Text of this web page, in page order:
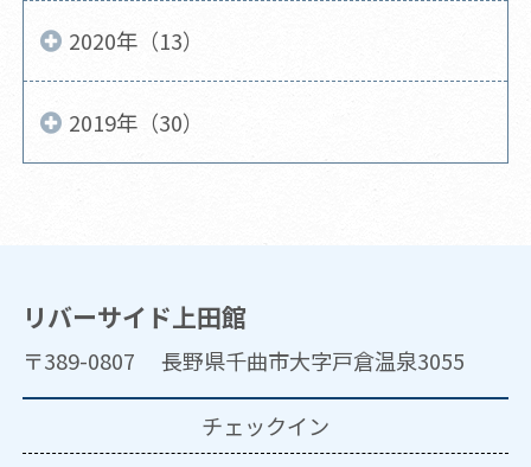
2020年（13）
2019年（30）
リバーサイド上田館
〒389-0807 長野県千曲市大字戸倉温泉3055
チェックイン